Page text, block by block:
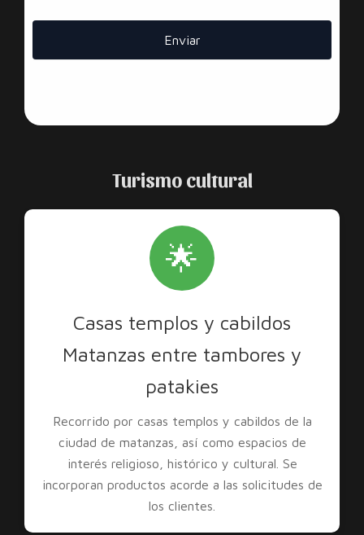
Enviar
Turismo cultural
🌟
Casas templos y cabildos
Matanzas entre tambores y
patakies
Recorrido por casas templos y cabildos de la
ciudad de matanzas, así como espacios de
interés religioso, histórico y cultural. Se
incorporan productos acorde a las solicitudes de
los clientes.